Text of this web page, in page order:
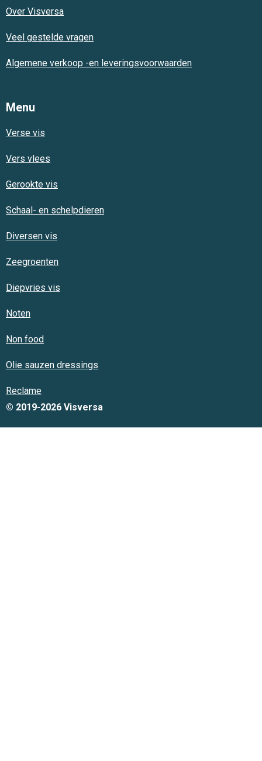
o
p
m
Over Visversa
Veel gestelde vragen
Algemene verkoop -en leveringsvoorwaarden
Menu
Verse vis
Vers vlees
Gerookte vis
Schaal- en schelpdieren
Diversen vis
Zeegroenten
Diepvries vis
Noten
Non food
Olie sauzen dressings
Reclame
© 2019-2026 Visversa